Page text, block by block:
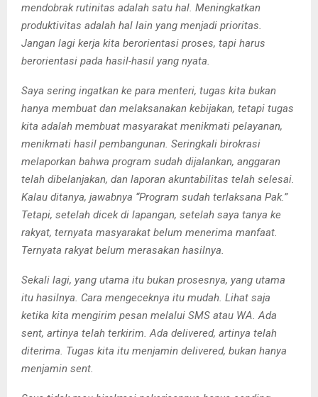
mendobrak rutinitas adalah satu hal. Meningkatkan
produktivitas adalah hal lain yang menjadi prioritas.
Jangan lagi kerja kita berorientasi proses, tapi harus
berorientasi pada hasil-hasil yang nyata.
Saya sering ingatkan ke para menteri, tugas kita bukan
hanya membuat dan melaksanakan kebijakan, tetapi tugas
kita adalah membuat masyarakat menikmati pelayanan,
menikmati hasil pembangunan. Seringkali birokrasi
melaporkan bahwa program sudah dijalankan, anggaran
telah dibelanjakan, dan laporan akuntabilitas telah selesai.
Kalau ditanya, jawabnya “Program sudah terlaksana Pak.”
Tetapi, setelah dicek di lapangan, setelah saya tanya ke
rakyat, ternyata masyarakat belum menerima manfaat.
Ternyata rakyat belum merasakan hasilnya.
Sekali lagi, yang utama itu bukan prosesnya, yang utama
itu hasilnya. Cara mengeceknya itu mudah. Lihat saja
ketika kita mengirim pesan melalui SMS atau WA. Ada
sent, artinya telah terkirim. Ada delivered, artinya telah
diterima. Tugas kita itu menjamin delivered, bukan hanya
menjamin sent.